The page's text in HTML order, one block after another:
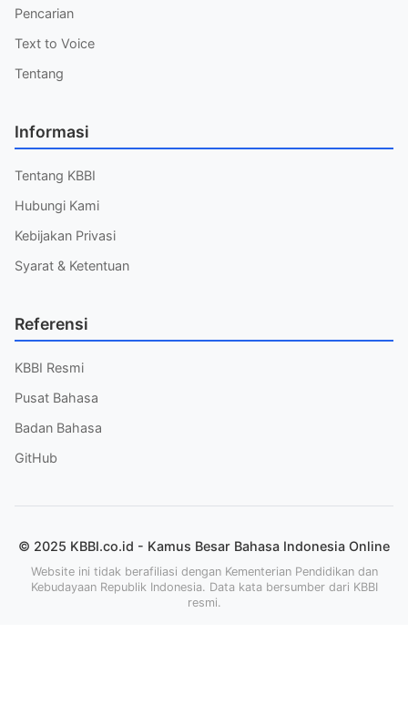
Pencarian
Text to Voice
Tentang
Informasi
Tentang KBBI
Hubungi Kami
Kebijakan Privasi
Syarat & Ketentuan
Referensi
KBBI Resmi
Pusat Bahasa
Badan Bahasa
GitHub
© 2025 KBBI.co.id - Kamus Besar Bahasa Indonesia Online
Website ini tidak berafiliasi dengan Kementerian Pendidikan dan
Kebudayaan Republik Indonesia. Data kata bersumber dari KBBI
resmi.